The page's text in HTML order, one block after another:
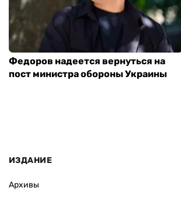
Федоров надеется вернуться на
пост министра обороны Украины
ИЗДАНИЕ
Архивы